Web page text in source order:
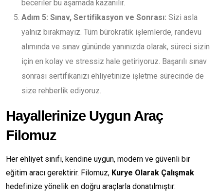
beceriler bu aşamada kazanılır.
Adım 5: Sınav, Sertifikasyon ve Sonrası: Sizi asla
yalnız bırakmayız. Tüm bürokratik işlemlerde, randevu
alımında ve sınav gününde yanınızda olarak, süreci sizin
için en kolay ve stressiz hale getiriyoruz. Başarılı sınav
sonrası sertifikanızı ehliyetinize işletme sürecinde de
size rehberlik ediyoruz.
Hayallerinize Uygun Araç
Filomuz
Her ehliyet sınıfı, kendine uygun, modern ve güvenli bir
eğitim aracı gerektirir. Filomuz, Kurye Olarak Çalışmak
hedefinize yönelik en doğru araçlarla donatılmıştır: